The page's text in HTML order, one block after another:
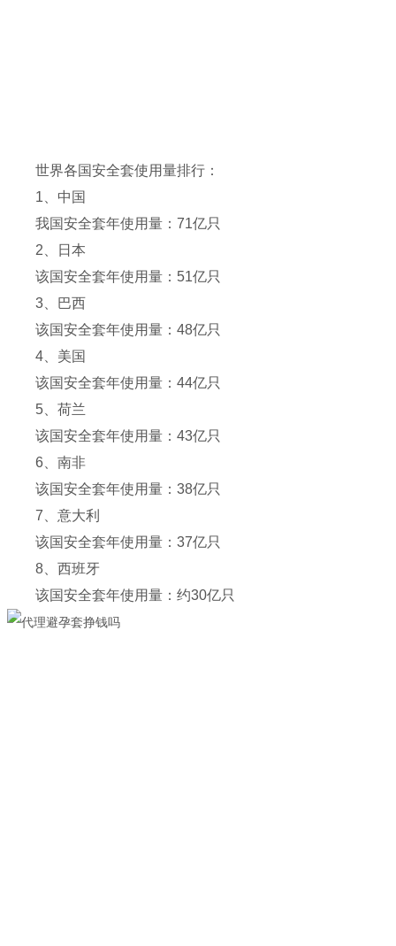
世界各国安全套使用量排行：
1、中国
我国安全套年使用量：71亿只
2、日本
该国安全套年使用量：51亿只
3、巴西
该国安全套年使用量：48亿只
4、美国
该国安全套年使用量：44亿只
5、荷兰
该国安全套年使用量：43亿只
6、南非
该国安全套年使用量：38亿只
7、意大利
该国安全套年使用量：37亿只
8、西班牙
该国安全套年使用量：约30亿只